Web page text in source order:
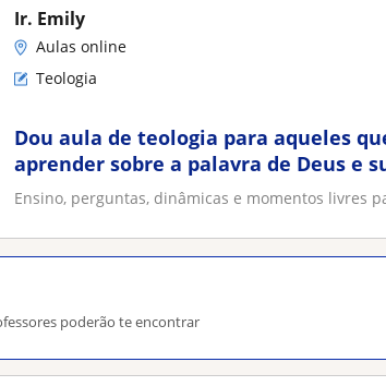
Ir. Emily
Aulas online
Teologia
Dou aula de teologia para aqueles
aprender sobre a palavra de Deus e
Ensino, perguntas, dinâmicas e momentos livres
poderão te encontrar